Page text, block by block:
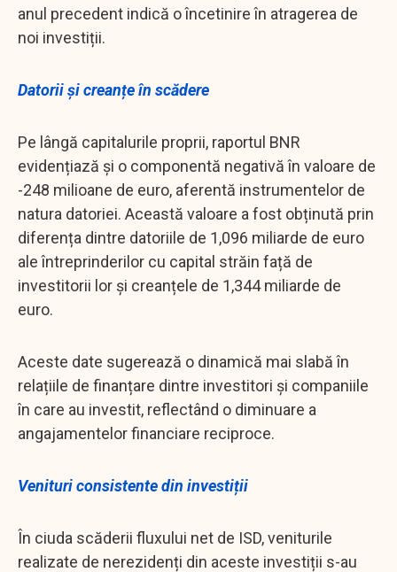
anul precedent indică o încetinire în atragerea de
noi investiții.
Datorii și creanțe în scădere
Pe lângă capitalurile proprii, raportul BNR
evidențiază și o componentă negativă în valoare de
-248 milioane de euro, aferentă instrumentelor de
natura datoriei. Această valoare a fost obținută prin
diferența dintre datoriile de 1,096 miliarde de euro
ale întreprinderilor cu capital străin față de
investitorii lor și creanțele de 1,344 miliarde de
euro.
Aceste date sugerează o dinamică mai slabă în
relațiile de finanțare dintre investitori și companiile
în care au investit, reflectând o diminuare a
angajamentelor financiare reciproce.
Venituri consistente din investiții
În ciuda scăderii fluxului net de ISD, veniturile
realizate de nerezidenți din aceste investiții s-au